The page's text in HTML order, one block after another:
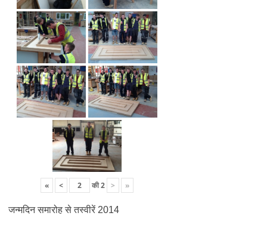
« < की2 > »
जन्मदिन समारोह से तस्वीरें 2014